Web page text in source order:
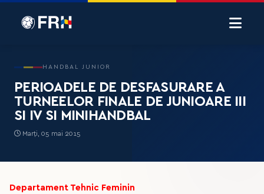
HANDBAL JUNIOR
PERIOADELE DE DESFASURARE A
TURNEELOR FINALE DE JUNIOARE III
SI IV SI MINIHANDBAL
Marți, 05 mai 2015
Departament Tehnic Feminin